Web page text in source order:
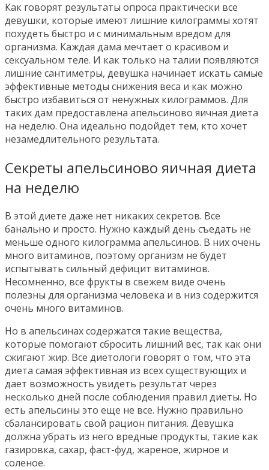
Как говорят результаты опроса практически все
девушки, которые имеют лишние килограммы хотят
похудеть быстро и с минимальным вредом для
организма. Каждая дама мечтает о красивом и
сексуальном теле. И как только на талии появляются
лишние сантиметры, девушка начинает искать самые
эффективные методы снижения веса и как можно
быстро избавиться от ненужных килограммов. Для
таких дам предоставлена апельсиново яичная диета
на неделю. Она идеально подойдет тем, кто хочет
незамедлительного результата.
Секреты апельсиново яичная диета
на неделю
В этой диете даже нет никаких секретов. Все
банально и просто. Нужно каждый день съедать не
меньше одного килограмма апельсинов. В них очень
много витаминов, поэтому организм не будет
испытывать сильный дефицит витаминов.
Несомненно, все фрукты в свежем виде очень
полезны для организма человека и в низ содержится
очень много витаминов.
Но в апельсинах содержатся такие вещества,
которые помогают сбросить лишний вес, так как они
сжигают жир. Все диетологи говорят о том, что эта
диета самая эффективная из всех существующих и
дает возможность увидеть результат через
несколько дней после соблюдения правил диеты. Но
есть апельсины это еще не все. Нужно правильно
сбалансировать свой рацион питания. Девушка
должна убрать из него вредные продукты, такие как
газировка, сахар, фаст-фуд, жареное, жирное и
соленое.